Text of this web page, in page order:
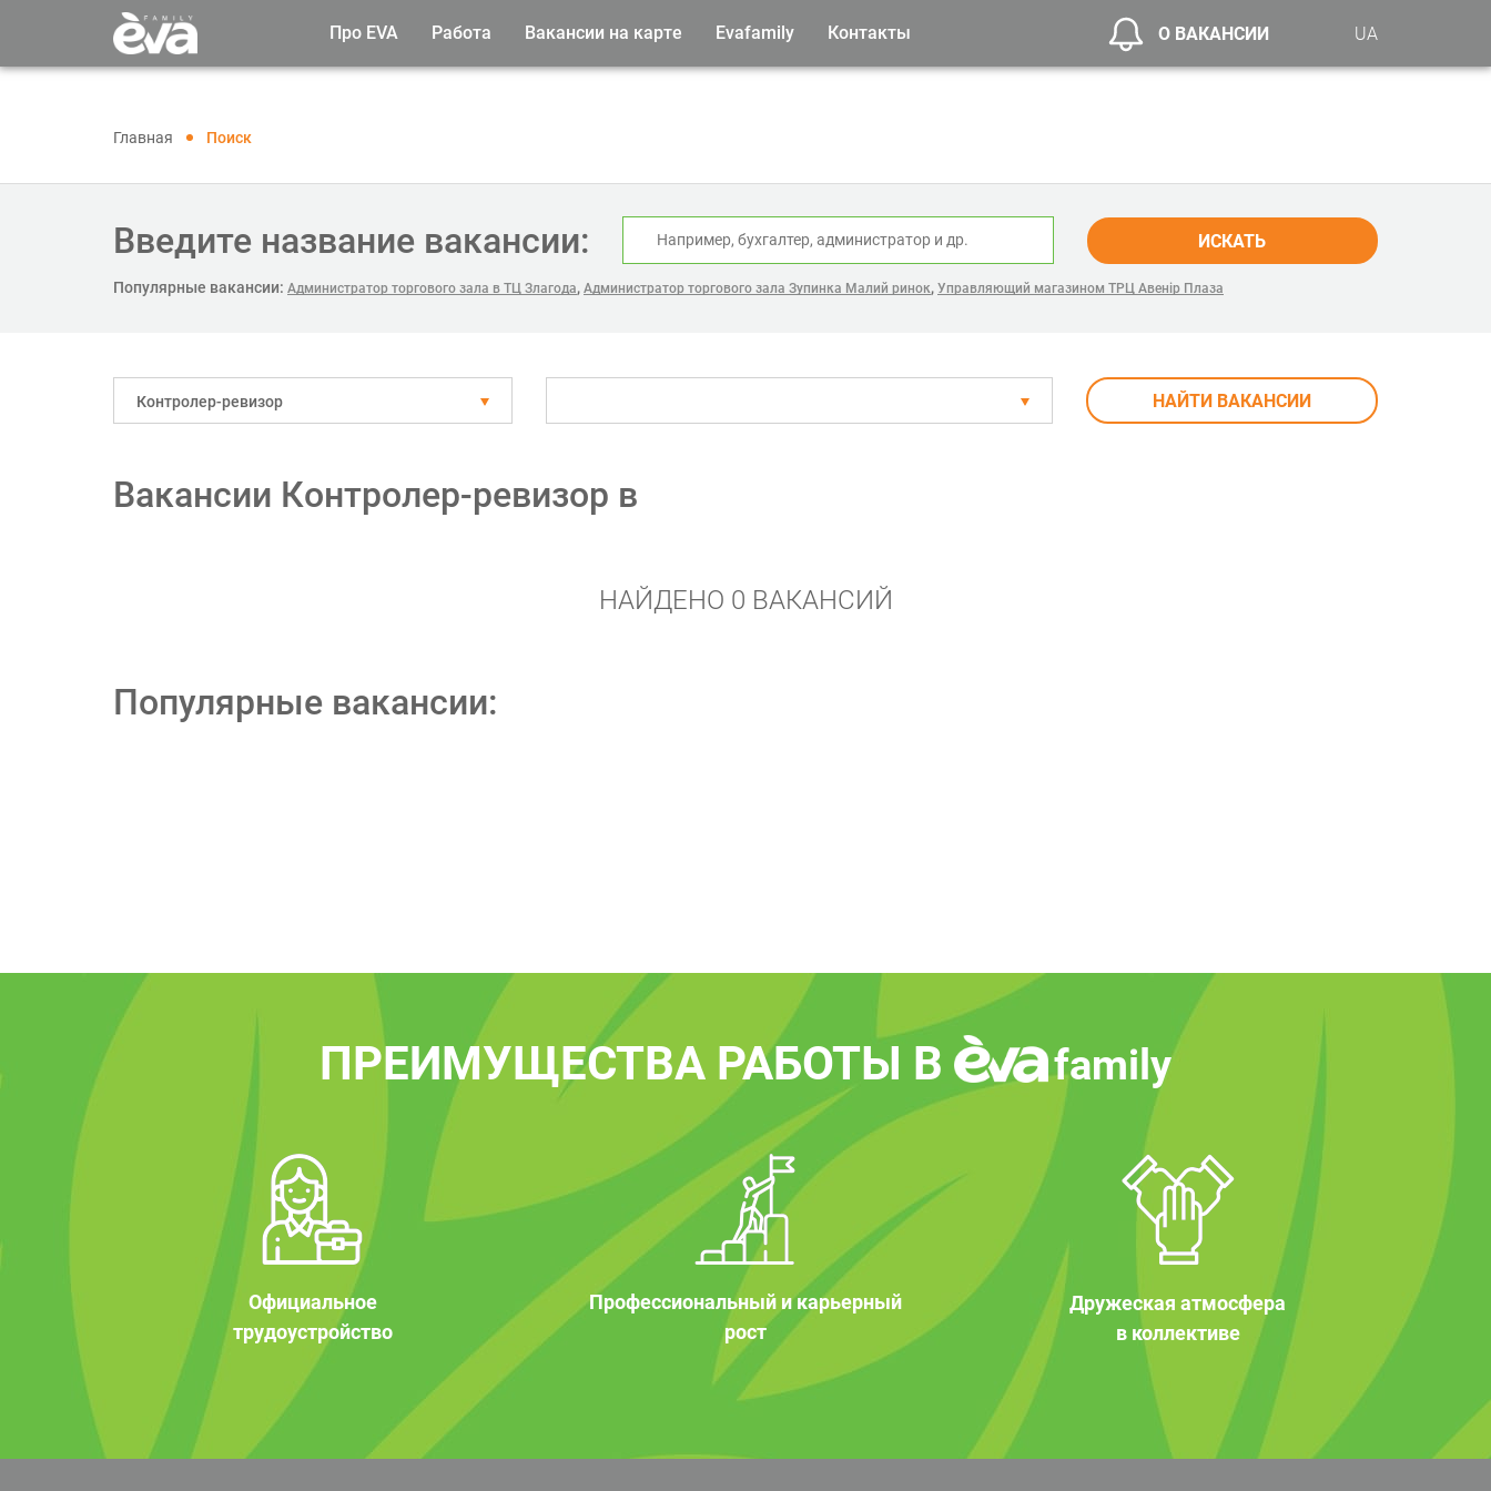
Про EVA Работа Вакансии на карте Evafamily Контакты О ВАКАНСИИ UA
Главная Поиск
Введите название вакансии: ИСКАТЬ
Популярные вакансии: Администратор торгового зала в ТЦ Злагода, Администратор торгового зала Зупинка Малий ринок, Управляющий магазином ТРЦ Авенір Плаза
Контролер-ревизор НАЙТИ ВАКАНСИИ
Вакансии Контролер-ревизор в
НАЙДЕНО 0 ВАКАНСИЙ
Популярные вакансии:
ПРЕИМУЩЕСТВА РАБОТЫ В family
Официальное
трудоустройство
Профессиональный и карьерный
рост
Дружеская атмосфера
в коллективе